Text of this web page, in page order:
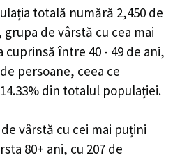
totală numără 2,450 de
de vârstă cu cea mai
cuprinsă între 40 - 49 de ani,
persoane, ceea ce
din totalul populației.
vârstă cu cei mai puțini
80+ ani, cu 207 de